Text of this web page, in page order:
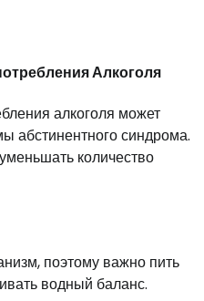
Алкоголя
алкоголя может
абстинентного синдрома.
количество
поэтому важно пить
водный баланс.